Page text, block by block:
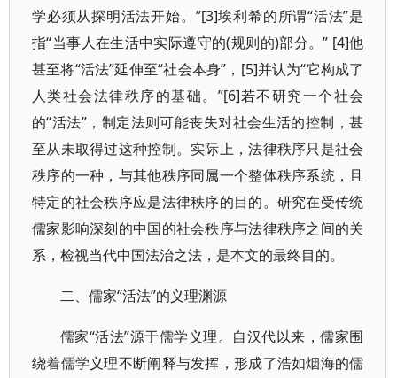
学必须从探明活法开始。”[3]埃利希的所谓“活法”是
指“当事人在生活中实际遵守的(规则的)部分。” [4]他
甚至将“活法”延伸至“社会本身”，[5]并认为“它构成了
人类社会法律秩序的基础。”[6]若不研究一个社会
的“活法”，制定法则可能丧失对社会生活的控制，甚
至从未取得过这种控制。实际上，法律秩序只是社会
秩序的一种，与其他秩序同属一个整体秩序系统，且
特定的社会秩序应是法律秩序的目的。研究在受传统
儒家影响深刻的中国的社会秩序与法律秩序之间的关
系，检视当代中国法治之法，是本文的最终目的。
二、儒家“活法”的义理渊源
儒家“活法”源于儒学义理。自汉代以来，儒家围
绕着儒学义理不断阐释与发挥，形成了浩如烟海的儒